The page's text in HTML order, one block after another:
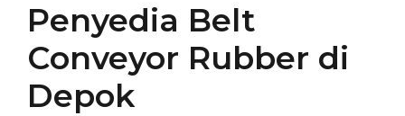
Penyedia Belt
Conveyor Rubber di
Depok